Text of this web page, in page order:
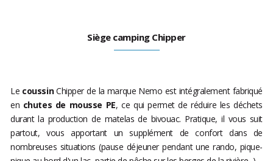
Siège camping Chipper
Le coussinChipper de la marque Nemo est intégralement fabriqué
en chutes de mousse PE, ce qui permet de réduire les déchets
durant la production de matelas de bivouac. Pratique, il vous suit
partout, vous apportant un supplément de confort dans de
nombreuses situations (pause déjeuner pendant une rando, pique-